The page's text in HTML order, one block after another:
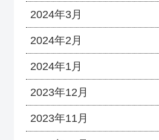
2024年3月
2024年2月
2024年1月
2023年12月
2023年11月